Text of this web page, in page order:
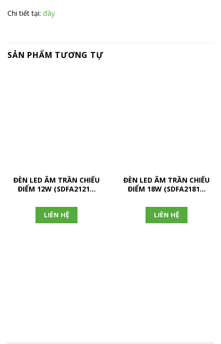
Chi tiết tại: đây
SẢN PHẨM TƯƠNG TỰ
ĐÈN LED ÂM TRẦN CHIẾU
ĐIỂM 12W (SDFA2121…
LIÊN HỆ
ĐÈN LED ÂM TRẦN CHIẾU
ĐIỂM 18W (SDFA2181…
LIÊN HỆ